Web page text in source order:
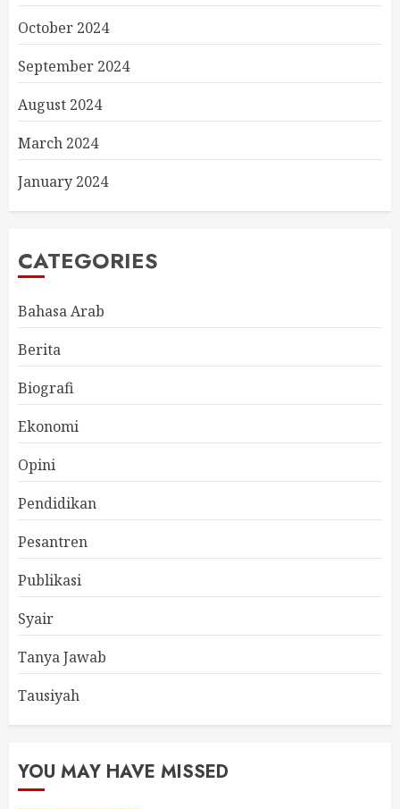
October 2024
September 2024
August 2024
March 2024
January 2024
CATEGORIES
Bahasa Arab
Berita
Biografi
Ekonomi
Opini
Pendidikan
Pesantren
Publikasi
Syair
Tanya Jawab
Tausiyah
YOU MAY HAVE MISSED